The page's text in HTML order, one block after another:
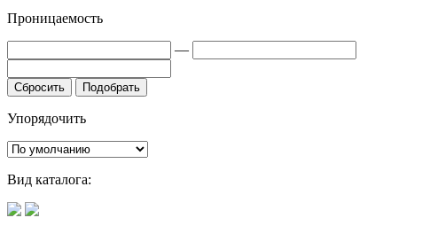
Проницаемость
—
Сбросить Подобрать
Упорядочить
Вид каталога: